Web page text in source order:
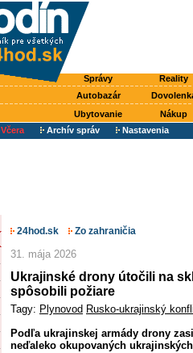
Správy Reality
Autobazár
Ubytovanie Nákup
Včera Archív správ Nastavenia
24hod.sk Zo zahraničia
31. mája 2026
Ukrajinské drony útočili na
spôsobili požiare
Tagy: Plynovod Rusko-ukrajinský
Podľa ukrajinskej armády drony
neďaleko okupovaných